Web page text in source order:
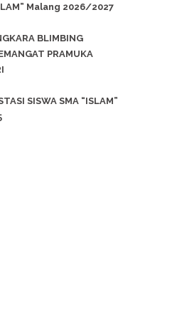
Malang 2026/2027
BLIMBING
PRAMUKA
SISWA SMA “ISLAM”